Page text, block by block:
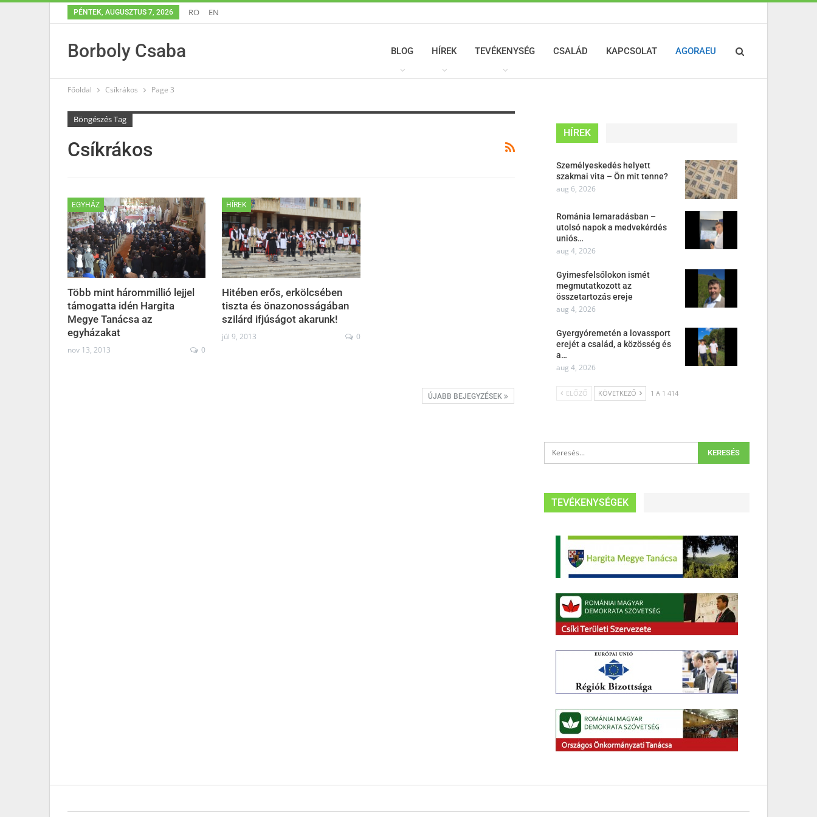
PÉNTEK, AUGUSZTUS 7, 2026 RO EN
Borboly Csaba BLOG HÍREK TEVÉKENYSÉG CSALÁD KAPCSOLAT AGORAEU
Főoldal Csíkrákos Page 3
Böngészés Tag
Csíkrákos
EGYHÁZ
Több mint hárommillió lejjel
támogatta idén Hargita
Megye Tanácsa az
egyházakat
nov 13, 2013 0
HÍREK
Hitében erős, erkölcsében
tiszta és önazonosságában
szilárd ifjúságot akarunk!
júl 9, 2013 0
ÚJABB BEJEGYZÉSEK
HÍREK
Személyeskedés helyett
szakmai vita – Ön mit tenne?
aug 6, 2026
Románia lemaradásban –
utolsó napok a medvekérdés
uniós…
aug 4, 2026
Gyimesfelsőlokon ismét
megmutatkozott az
összetartozás ereje
aug 4, 2026
Gyergyóremetén a lovassport
erejét a család, a közösség és
a…
aug 4, 2026
ELŐZŐ KÖVETKEZŐ 1 A 1 414
TEVÉKENYSÉGEK